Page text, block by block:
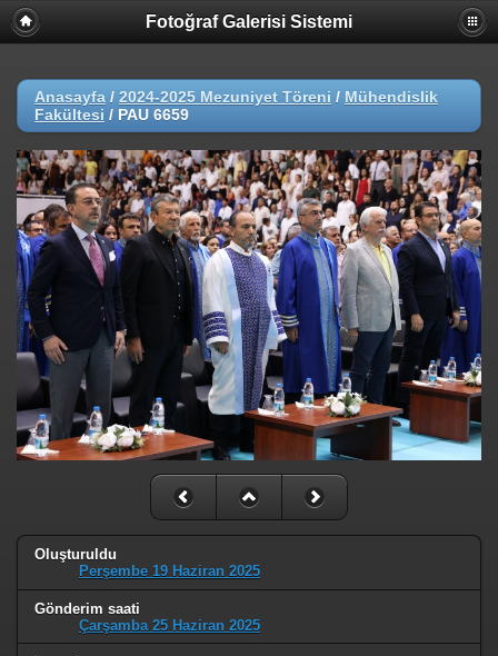
Fotoğraf Galerisi Sistemi
Anasayfa / 2024-2025 Mezuniyet Töreni / Mühendislik
Fakültesi / PAU 6659
Oluşturuldu
Perşembe 19 Haziran 2025
Gönderim saati
Çarşamba 25 Haziran 2025